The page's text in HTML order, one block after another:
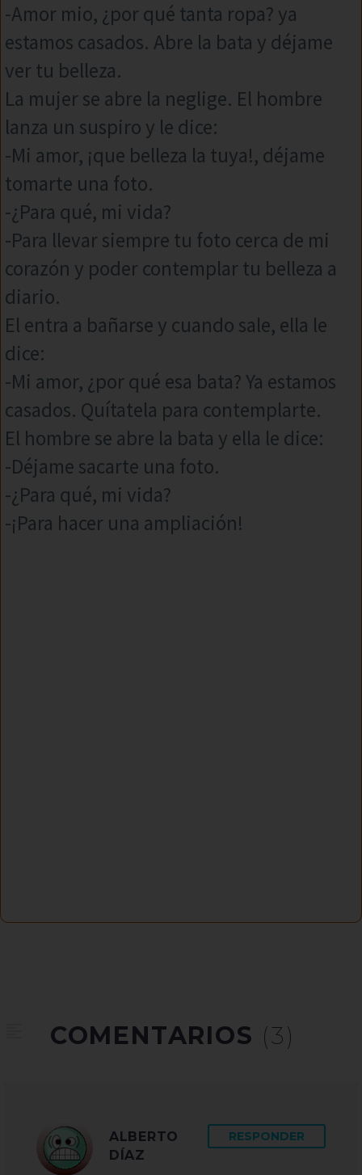
-Amor mio, ¿por qué tanta ropa? ya
estamos casados. Abre la bata y déjame
ver tu belleza.
La mujer se abre la neglige. El hombre
lanza un suspiro y le dice:
-Mi amor, ¡que belleza la tuya!, déjame
tomarte una foto.
-¿Para qué, mi vida?
-Para llevar siempre tu foto cerca de mi
corazón y poder contemplar tu belleza a
diario.
El entra a bañarse y cuando sale, ella le
dice:
-Mi amor, ¿por qué esa bata? Ya estamos
casados. Quítatela para contemplarte.
El hombre se abre la bata y ella le dice:
-Déjame sacarte una foto.
-¿Para qué, mi vida?
-¡Para hacer una ampliación!
COMENTARIOS (3)
ALBERTO
DÍAZ
RESPONDER